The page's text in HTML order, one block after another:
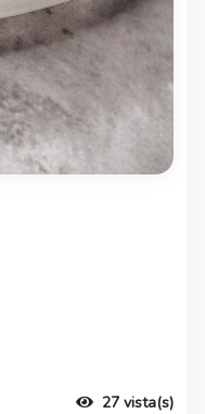
27 vista(s)